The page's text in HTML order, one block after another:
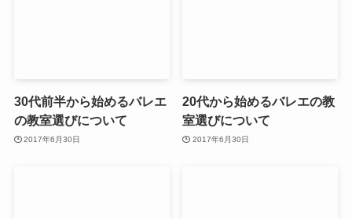
30代前半から始めるバレエ
の教室選びについて
2017年6月30日
20代から始めるバレエの教
室選びについて
2017年6月30日